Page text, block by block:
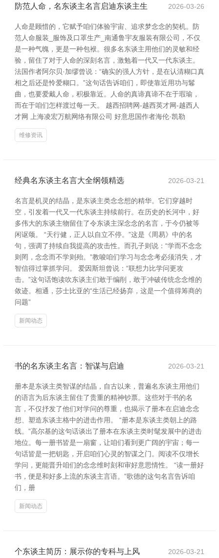
防范人命，名东谈主名言启迪东谈主生 2026-03-26
人命是顾惜的，它赋予咱们体验宇宙、追求梦念念的契机。防
范人命服装_服饰及口罩生产_南通鲁宇友服装有限公司，不仅
是一种气魄，更是一种包袱。很多名东谈主用他们的灵敏和经
验，留住了对于人命的深刻名言，激勉着一代又一代东谈主。
法国作者阿尔贝·加缪曾说：“确实的强人方针，是在认清糊口真
相之后还是怜爱糊口。”这句话告诉咱们，即使靠近用功与鬈
曲，也要爱戴人命，积极靠近。人命的真谛真谛不在于瑕瑜，
而在于咱们怎样渡过每一天。 越西招聘网-越西英才网-越西人
才网 上海凌宏万航网络有限公司 好意思国作者海伦·凯勒
维修资讯
经典名东谈主名言大全纲领精选 2026-03-21
名言是机灵的结晶，是东谈主类念念想的精华。它们穿越时
空，引发着一代又一代东谈主持续前行。在历史的长河中，好
多伟大的东谈主物留住了令东谈主深念念的名言，于今仍被等
闲讴颂。 “天行健，正人以自立不停。”这是《周易》中的名
句，强调了持续自我提高的攻击性。而孔子则说：“学而不念念
则罔，念念而不学则殆。”教唆咱们学习与念念考必须消失，才
智信得过掌抓学问。 爱因斯坦曾说：“联想力比学问更攻
击。”这句话饱读吹东谈主们敢于编削，敢于冲破传统念念维的
敛迹。相通，莎士比亚的“生活已经扬弃，这是一个值得筹商的
问题”
新闻动态
书的名东谈主名言：智谋与启迪 2026-03-21
册本是东谈主类智谋的结晶，自古以来，普遍名东谈主用他们
的语言为后东谈主留住了贵重的精神钞票。这些对于书的名
言，不仅抒发了他们对学问的尊重，也揭示了册本在启迪念念
想、塑造东谈主格中的进击作用。 “册本是东谈主类朝上的路
线。”高尔基的这句话谈出了册本在东谈主类时髦发展中的进击
地位。每一册书皆是一扇窗，让咱们看到更广阔的宇宙；每一
句话皆是一把钥匙，开启咱们心灵的智谋之门。阅读不仅增长
学问，更能晋升咱们的念念维时刻和审好意思情性。 “读一册好
书，便是和好多上流的东谈主言语。”歌德的这句名言告诉咱
们，册
新闻动态
个东谈主简历：展示你的专科与上风 2026-03-21